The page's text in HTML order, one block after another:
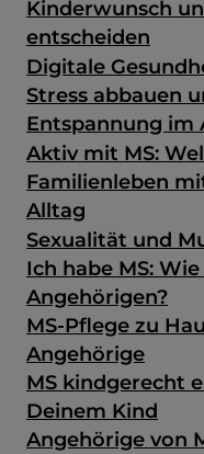
Kinderwunsch
entscheiden
Digitale
Stress abbauen
Entspannung im
Aktiv mit MS:
Familienleben
Alltag
Sexualität und
Ich habe MS:
Angehörigen?
MS-Pflege zu
Angehörige
MS kindgerecht
Deinem Kind
Angehörige von